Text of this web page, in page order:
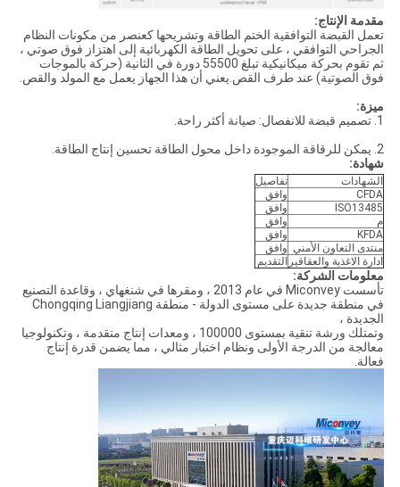
مقدمة الإنتاج:
تعمل القبضة التوافقية الختم الطاقة وتشريحها كعنصر من مكونات النظام
الجراحي التوافقي ، على تحويل الطاقة الكهربائية إلى اهتزاز فوق صوتي ،
ثم تقوم بحركة ميكانيكية تبلغ 55500 دورة في الثانية (حركة بالموجات
فوق الصوتية) عند طرف القص.يعني أن هذا الجهاز يعمل مع المولد والقص.
ميزة:
1. تصميم قبضة للانفصال: صيانة أكثر راحة.
2. يمكن للرقاقة الموجودة داخل محول الطاقة تحسين إنتاج الطاقة.
شهادة:
الشهادات
تفاصيل
CFDA
وافق
ISO13485
وافق
م
وافق
KFDA
وافق
منتدى التعاون الأمني وافق
ادارة الاغذية والعقاقير التقديم
معلومات الشركة:
تأسست Miconvey في عام 2013 ، ومقرها في شنغهاي ، وقاعدة التصنيع
في منطقة جديدة على مستوى الدولة - منطقة Chongqing Liangjiang
الجديدة ،
وتمتلك ورشة تنقية بمستوى 100000 ، ومعدات إنتاج متقدمة ، وتكنولوجيا
معالجة من الدرجة الأولى ونظام اختبار مثالي ، مما يضمن قدرة إنتاج
فعالة.